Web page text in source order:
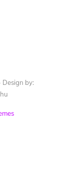
by: